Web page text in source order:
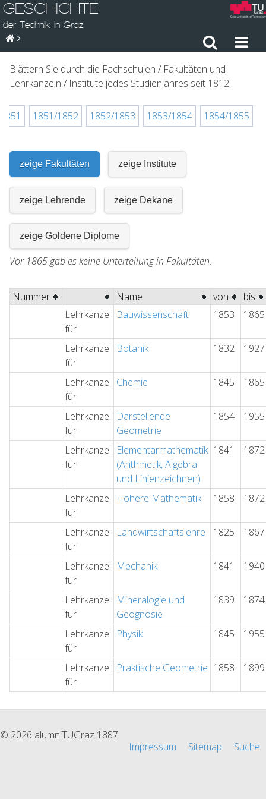
GESCHICHTE
der Technik in Graz
Blättern Sie durch die Fachschulen / Fakultäten und
Lehrkanzeln / Institute jedes Studienjahres seit 1812.
1851/1852 1852/1853 1853/1854 1854/1855
zeige Fakultäten zeige Institute
zeige Lehrende zeige Dekane
zeige Goldene Diplome
Vor 1865 gab es keine Unterteilung in Fakultäten.
Nummer Name von
bis
Lehrkanzel
für
Bauwissenschaft 1853 1865
Lehrkanzel
für
Botanik 1832 1927
Lehrkanzel
für
Chemie 1845 1865
Lehrkanzel
für
Darstellende
Geometrie
1854 1955
Lehrkanzel
für
Elementarmathematik
(Arithmetik, Algebra
und Linienzeichnen)
1841 1872
Lehrkanzel
für
Höhere Mathematik 1858 1872
Lehrkanzel
für
Landwirtschaftslehre 1825 1867
Lehrkanzel
für
Mechanik 1841 1940
Lehrkanzel
für
Mineralogie und
Geognosie
1839 1874
Lehrkanzel
für
Physik 1845 1955
Lehrkanzel
für
Praktische Geometrie 1858 1899
© 2026 alumniTUGraz 1887
Impressum
Sitemap Suche